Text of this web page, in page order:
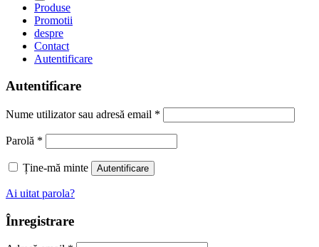
Produse
Promotii
despre
Contact
Autentificare
Autentificare
Nume utilizator sau adresă email *
Parolă *
Ține-mă minte Autentificare
Ai uitat parola?
Înregistrare